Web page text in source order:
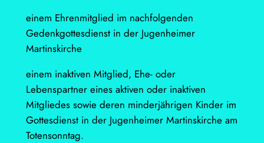
einem Ehrenmitglied im nachfolgenden
Gedenkgottesdienst in der Jugenheimer
Martinskirche
einem inaktiven Mitglied, Ehe- oder
Lebenspartner eines aktiven oder inaktiven
Mitgliedes sowie deren minderjährigen Kinder im
Gottesdienst in der Jugenheimer Martinskirche am
Totensonntag.